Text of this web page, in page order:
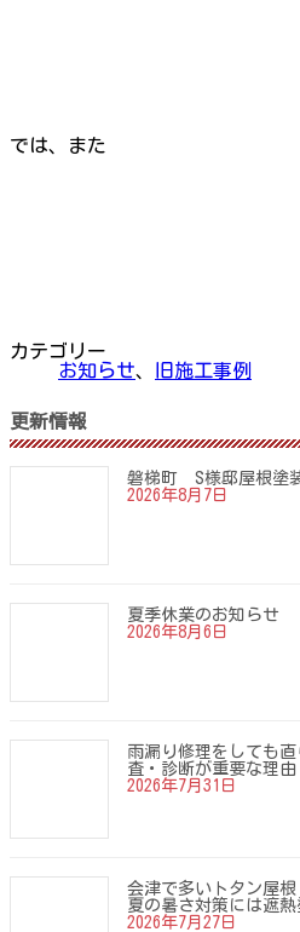
では、また
カテゴリー
お知らせ、 旧施工事例
更新情報
磐梯町 S様邸屋根塗
2026年8月7日
夏季休業のお知らせ
2026年8月6日
雨漏り修理をしても
査・診断が重要な理由
2026年7月31日
会津で多いトタン屋根
夏の暑さ対策には遮熱
2026年7月27日